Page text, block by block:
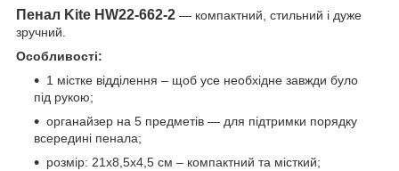
Пенал Kite HW22-662-2 — компактний, стильний і дуже
зручний.
Особливості:
1 містке відділення – щоб усе необхідне завжди було
під рукою;
органайзер на 5 предметів — для підтримки порядку
всередині пенала;
розмір: 21x8,5x4,5 см – компактний та місткий;